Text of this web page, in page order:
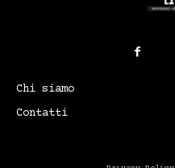
Chi siamo
Contatti